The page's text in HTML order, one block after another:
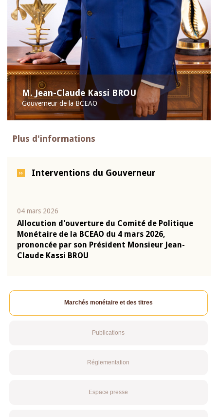
M. Jean-Claude Kassi BROU
Gouverneur de la BCEAO
Plus d'informations
Interventions du Gouverneur
04 mars 2026
Allocution d'ouverture du Comité de Politique
Monétaire de la BCEAO du 4 mars 2026,
prononcée par son Président Monsieur Jean-
Claude Kassi BROU
Marchés monétaire et des titres
Publications
Réglementation
Espace presse